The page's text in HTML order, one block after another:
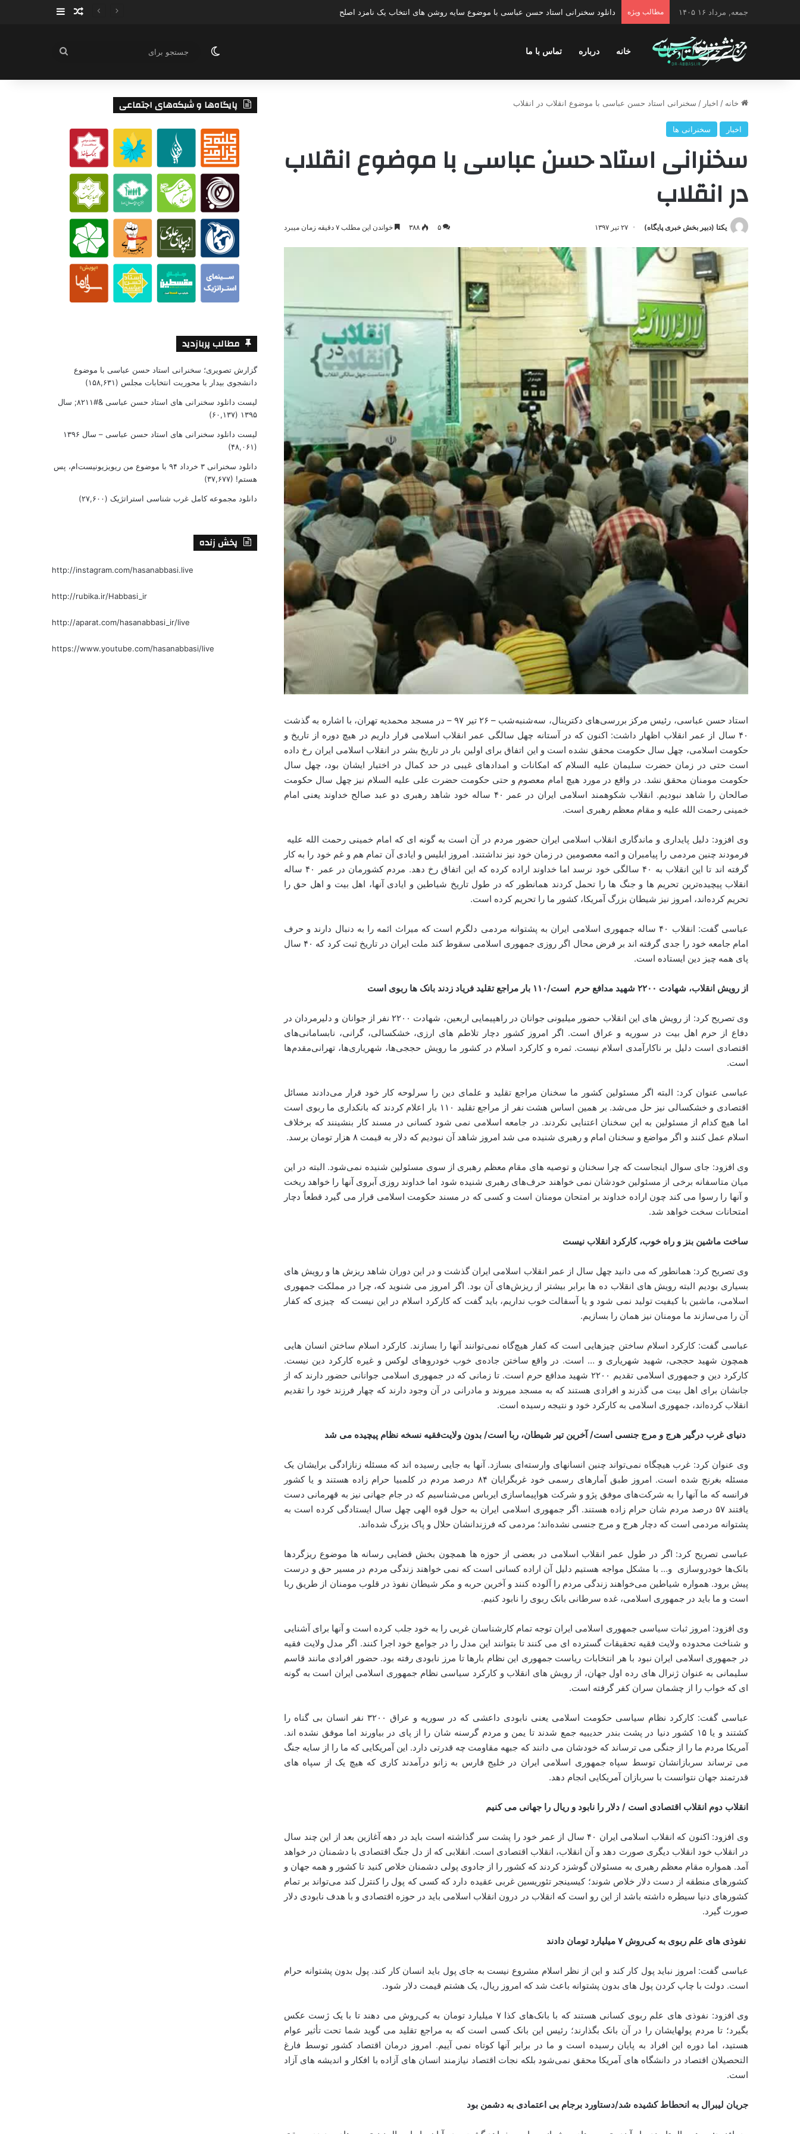
جمعه, مرداد ۱۶ ۱۴۰۵ مطالب ویژه دانلود سخنرانی استاد حسن عباسی با موضوع چهار انتخاب ۱۴۰۰ نوشته تصادفی
سایدبار
خانه درباره تماس با ما تغییر پوسته
جستجو
خانه / اخبار / سخنرانی استاد حسن عباسی با موضوع انقلاب در انقلاب
اخبار سخنرانی ها
سخنرانی استاد حسن عباسی با موضوع انقلاب
در انقلاب
یکتا (دبیر بخش خبری پایگاه) ۲۷ تیر ۱۳۹۷ ۵ ۳۸۸ خواندن این مطلب ۷ دقیقه زمان میبرد
استاد حسن عباسی، رئیس مرکز بررسی‌های دکترینال، سه‌شنبه‌شب – ۲۶ تیر ۹۷ – در مسجد محمدیه تهران، با اشاره به گذشت
۴۰ سال از عمر انقلاب اظهار داشت: اکنون که در آستانه چهل سالگی عمر انقلاب اسلامی قرار داریم در هیچ دوره از تاریخ و
حکومت اسلامی، چهل سال حکومت محقق نشده است و این اتفاق برای اولین بار در تاریخ بشر در انقلاب اسلامی ایران رخ داده
است حتی در زمان حضرت سلیمان علیه السلام که امکانات و امدادهای غیبی در حد کمال در اختیار ایشان بود، چهل سال
حکومت مومنان محقق نشد. در واقع در مورد هیچ امام معصوم و حتی حکومت حضرت علی علیه السلام نیز چهل سال حکومت
صالحان را شاهد نبودیم. انقلاب شکوهمند اسلامی ایران در عمر ۴۰ ساله خود شاهد رهبری دو عبد صالح خداوند یعنی امام
خمینی رحمت الله علیه و مقام معظم رهبری است.
وی افزود: دلیل پایداری و ماندگاری انقلاب اسلامی ایران حضور مردم در آن است به گونه ای که امام خمینی رحمت الله علیه
فرمودند چنین مردمی را پیامبران و ائمه معصومین در زمان خود نیز نداشتند. امروز ابلیس و ایادی آن تمام هم و غم خود را به کار
گرفته اند تا این انقلاب به ۴۰ سالگی خود نرسد اما خداوند اراده کرده که این اتفاق رخ دهد. مردم کشورمان در عمر ۴۰ ساله
انقلاب پیچیده‌ترین تحریم ها و جنگ ها را تحمل کردند همانطور که در طول تاریخ شیاطین و ایادی آنها، اهل بیت و اهل حق را
تحریم کرده‌اند، امروز نیز شیطان بزرگ آمریکا، کشور ما را تحریم کرده است.
عباسی گفت: انقلاب ۴۰ ساله جمهوری اسلامی ایران به پشتوانه مردمی دلگرم است که میراث ائمه را به دنبال دارند و حرف
امام جامعه خود را جدی گرفته اند بر فرض محال اگر روزی جمهوری اسلامی سقوط کند ملت ایران در تاریخ ثبت کرد که ۴۰ سال
پای همه چیز دین ایستاده است.
از رویش انقلاب، شهادت ۲۲۰۰ شهید مدافع حرم است/۱۱۰ بار مراجع تقلید فریاد زدند بانک ها ربوی است
وی تصریح کرد: از رویش های این انقلاب حضور میلیونی جوانان در راهپیمایی اربعین، شهادت ۲۲۰۰ نفر از جوانان و دلیرمردان در
دفاع از حرم اهل بیت در سوریه و عراق است. اگر امروز کشور دچار تلاطم های ارزی، خشکسالی، گرانی، نابسامانی‌های
اقتصادی است دلیل بر ناکارآمدی اسلام نیست. ثمره و کارکرد اسلام در کشور ما رویش حججی‌ها، شهریاری‌ها، تهرانی‌مقدم‌ها
است.
عباسی عنوان کرد: البته اگر مسئولین کشور ما سخنان مراجع تقلید و علمای دین را سرلوحه کار خود قرار می‌دادند مسائل
اقتصادی و خشکسالی نیز حل می‌شد. بر همین اساس هشت نفر از مراجع تقلید ۱۱۰ بار اعلام کردند که بانکداری ما ربوی است
اما هیچ کدام از مسئولین به این سخنان اعتنایی نکردند. در جامعه اسلامی نمی شود کسانی در مسند کار بنشینند که برخلاف
اسلام عمل کنند و اگر مواضع و سخنان امام و رهبری شنیده می شد امروز شاهد آن نبودیم که دلار به قیمت ۸ هزار تومان برسد.
وی افزود: جای سوال اینجاست که چرا سخنان و توصیه های مقام معظم رهبری از سوی مسئولین شنیده نمی‌شود. البته در این
میان متاسفانه برخی از مسئولین خودشان نمی خواهند حرف‌های رهبری شنیده شود اما خداوند روزی آبروی آنها را خواهد ریخت
و آنها را رسوا می کند چون اراده خداوند بر امتحان مومنان است و کسی که در مسند حکومت اسلامی قرار می گیرد قطعاً دچار
امتحانات سخت خواهد شد.
ساخت ماشین بنز و راه خوب، کارکرد انقلاب نیست
وی تصریح کرد: همانطور که می دانید چهل سال از عمر انقلاب اسلامی ایران گذشت و در این دوران شاهد ریزش ها و رویش های
بسیاری بودیم البته رویش های انقلاب ده ها برابر بیشتر از ریزش‌های آن بود. اگر امروز می شنوید که، چرا در مملکت جمهوری
اسلامی، ماشین با کیفیت تولید نمی شود و یا آسفالت خوب نداریم، باید گفت که کارکرد اسلام در این نیست که چیزی که کفار
آن را می‌سازند ما مومنان نیز همان را بسازیم.
عباسی گفت: کارکرد اسلام ساختن چیزهایی است که کفار هیچ‌گاه نمی‌توانند آنها را بسازند. کارکرد اسلام ساختن انسان هایی
همچون شهید حججی، شهید شهریاری و … است. در واقع ساختن جاده‌ی خوب خودروهای لوکس و غیره کارکرد دین نیست.
کارکرد دین و جمهوری اسلامی تقدیم ۲۲۰۰ شهید مدافع حرم است. تا زمانی که در جمهوری اسلامی جوانانی حضور دارند که از
جانشان برای اهل بیت می گذرند و افرادی هستند که به مسجد میروند و مادرانی در آن وجود دارند که چهار فرزند خود را تقدیم
انقلاب کرده‌اند، جمهوری اسلامی به کارکرد خود و نتیجه رسیده است.
دنیای غرب درگیر هرج و مرج جنسی است/ آخرین تیر شیطان، ربا است/ بدون ولایتفقیه نسخه نظام پیچیده می شد
وی عنوان کرد: غرب هیچگاه نمی‌تواند چنین انسانهای وارسته‌ای بسازد. آنها به جایی رسیده اند که مسئله زنازادگی برایشان یک
مسئله بغرنج شده است. امروز طبق آمارهای رسمی خود غربگرایان ۸۴ درصد مردم در کلمبیا حرام زاده هستند و یا کشور
فرانسه که ما آنها را به شرکت‌های موفق پژو و شرکت هواپیماسازی ایرباس می‌شناسیم که در جام جهانی نیز به قهرمانی دست
یافتند ۵۷ درصد مردم شان حرام زاده هستند. اگر جمهوری اسلامی ایران به حول قوه الهی چهل سال ایستادگی کرده است به
پشتوانه مردمی است که دچار هرج و مرج جنسی نشده‌اند؛ مردمی که فرزندانشان حلال و پاک بزرگ شده‌اند.
عباسی تصریح کرد: اگر در طول عمر انقلاب اسلامی در بعضی از حوزه ها همچون بخش قضایی رسانه ها موضوع ریزگردها
بانک‌ها خودروسازی و… با مشکل مواجه هستیم دلیل آن اراده کسانی است که نمی خواهند زندگی مردم در مسیر حق و درست
پیش برود. همواره شیاطین می‌خواهند زندگی مردم را آلوده کنند و آخرین حربه و مکر شیطان نفوذ در قلوب مومنان از طریق ربا
است و ما باید در جمهوری اسلامی، غده سرطانی بانک ربوی را نابود کنیم.
وی افزود: امروز ثبات سیاسی جمهوری اسلامی ایران توجه تمام کارشناسان غربی را به خود جلب کرده است و آنها برای آشنایی
و شناخت محدوده ولایت فقیه تحقیقات گسترده ای می کنند تا بتوانند این مدل را در جوامع خود اجرا کنند. اگر مدل ولایت فقیه
در جمهوری اسلامی ایران نبود با هر انتخابات ریاست جمهوری این نظام بارها تا مرز نابودی رفته بود. حضور افرادی مانند قاسم
سلیمانی به عنوان ژنرال های رده اول جهان، از رویش های انقلاب و کارکرد سیاسی نظام جمهوری اسلامی ایران است به گونه
ای که خواب را از چشمان سران کفر گرفته است.
عباسی گفت: کارکرد نظام سیاسی حکومت اسلامی یعنی نابودی داعشی که در سوریه و عراق ۳۲۰۰ نفر انسان بی گناه را
کشتند و یا ۱۵ کشور دنیا در پشت بندر حدیبیه جمع شدند تا یمن و مردم گرسنه شان را از پای در بیاورند اما موفق نشده اند.
آمریکا مردم ما را از جنگی می ترساند که خودشان می دانند که جبهه مقاومت چه قدرتی دارد. این آمریکایی که ما را از سایه جنگ
می ترساند سربازانشان توسط سپاه جمهوری اسلامی ایران در خلیج فارس به زانو درآمدند کاری که هیچ یک از سپاه های
قدرتمند جهان نتوانست با سربازان آمریکایی انجام دهد.
انقلاب دوم انقلاب اقتصادی است / دلار را نابود و ریال را جهانی می کنیم
وی افزود: اکنون که انقلاب اسلامی ایران ۴۰ سال از عمر خود را پشت سر گذاشته است باید در دهه آغازین بعد از این چند سال
در انقلاب خود انقلاب دیگری صورت دهد و آن انقلاب، انقلاب اقتصادی است. انقلابی که از دل جنگ اقتصادی با دشمنان در خواهد
آمد. همواره مقام معظم رهبری به مسئولان گوشزد کردند که کشور را از جادوی پولی دشمنان خلاص کنید تا کشور و همه جهان و
کشورهای منطقه از دست دلار خلاص شوند؛ کیسینجر تئوریسین غربی عقیده دارد که کسی که پول را کنترل کند می‌تواند بر تمام
کشورهای دنیا سیطره داشته باشد از این رو است که انقلاب در درون انقلاب اسلامی باید در حوزه اقتصادی و با هدف نابودی دلار
صورت گیرد.
نفوذی های علم ربوی به کیروش ۷ میلیارد تومان دادند
عباسی گفت: امروز نباید پول کار کند و این از نظر اسلام مشروع نیست به جای پول باید انسان کار کند. پول بدون پشتوانه حرام
است. دولت با چاپ کردن پول های بدون پشتوانه باعث شد که امروز ریال، یک هشتم قیمت دلار شود.
وی افزود: نفوذی های علم ربوی کسانی هستند که با بانک‌های کذا ۷ میلیارد تومان به کی‌روش می دهند تا با یک ژست عکس
بگیرد؛ تا مردم پولهایشان را در آن بانک بگذارند؛ رئیس این بانک کسی است که به مراجع تقلید می گوید شما تحت تأثیر عوام
هستید، اما دوره این افراد به پایان رسیده است و ما در برابر آنها کوتاه نمی آییم. امروز درمان اقتصاد کشور توسط فارغ
التحصیلان اقتصاد در دانشگاه های آمریکا محقق نمی‌شود بلکه نجات اقتصاد نیازمند انسان های آزاده با افکار و اندیشه های آزاد
است.
جریان لیبرال به انحطاط کشیده شد/دستاورد برجام بی اعتمادی به دشمن بود
پایگاه‌ها و شبکه‌های اجتماعی
مطالب پربازدید
گزارش تصویری؛ سخنرانی استاد حسن عباسی با موضوع
دانشجوی بیدار با محوریت انتخابات مجلس (۱۵۸,۶۳۱)
لیست دانلود سخنرانی های استاد حسن عباسی &#۸۲۱۱; سال
۱۳۹۵ (۶۰,۱۳۷)
لیست دانلود سخنرانی های استاد حسن عباسی – سال ۱۳۹۶
(۴۸,۰۶۱)
دانلود سخنرانی ۳ خرداد ۹۴ با موضوع من ریویزیونیست‌ام، پس
هستم! (۳۷,۶۷۷)
دانلود مجموعه کامل غرب شناسی استراتژیک (۲۷,۶۰۰)
پخش زنده
http://instagram.com/hasanabbasi.live
http://rubika.ir/Habbasi_ir
http://aparat.com/hasanabbasi_ir/live
https://www.youtube.com/hasanabbasi/live